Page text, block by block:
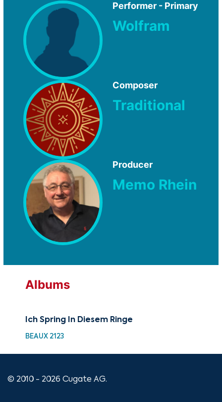
Performer - Primary
Wolfram
Composer
Traditional
Producer
Memo Rhein
Albums
Ich Spring In Diesem Ringe
BEAUX 2123
© 2010 - 2026 Cugate AG.